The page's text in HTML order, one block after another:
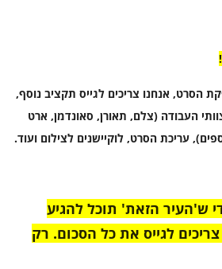
הסרט, אנחנו צריכים לגייס תקציב נוסף,
העבודה (צלם, תאורן, סאונדמן, ארט
עריכת הסרט, לוקיישנים לצילום ועוד.
ש'העיר הזאת' תוכל להגיע
לגייס את כל הסכום. רק